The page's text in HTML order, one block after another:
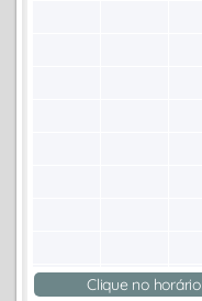
Clique no horário